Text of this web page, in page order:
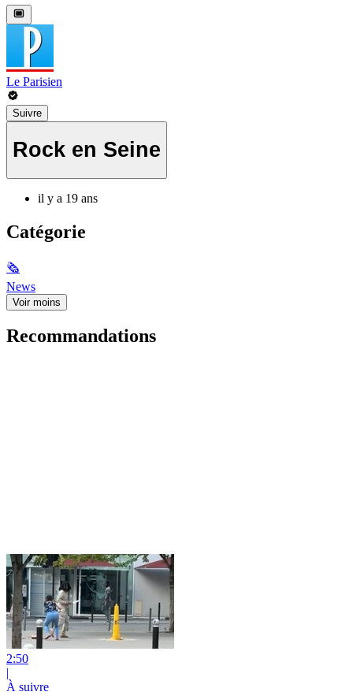
Le Parisien
Suivre
Rock en Seine
il y a 19 ans
Catégorie
🗞
News
Voir moins
Recommandations
2:50
|
À suivre